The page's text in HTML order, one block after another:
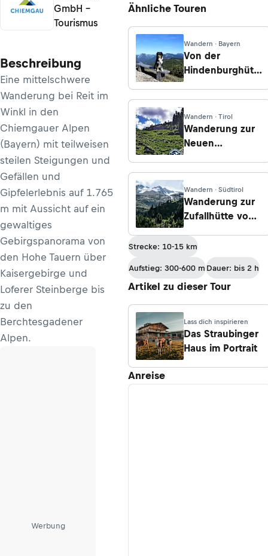
GmbH –
Tourismus
Beschreibung
Eine mittelschwere
Wanderung bei Reit im
Winkl in den
Chiemgauer Alpen
(Bayern) mit teilweisen
steilen Steigungen und
Gefällen und
Gipfelerlebnis auf 1.765
m mit Aussicht auf ein
gewaltiges
Gebirgspanorama von
den Hohe Tauern über
Kaisergebirge und
Loferer Steinberge bis
zu den
Berchtesgadener
Alpen.
Werbung
Ähnliche Touren
Wandern · Bayern
Von der
Hindenburghütte
Felsenquelle
Wandern · Tirol
Wanderung zur
Neuen
Hütte vom
Gasthof
Wegscheid
Wandern · Südtirol
Wanderung zur
Zufallhütte vom
Strecke: 10-15 km
Aufstieg: 300-600 m Dauer: bis 2 h
Artikel zu dieser Tour
Lass dich inspirieren
Das Straubinger
Haus im Portrait
Anreise